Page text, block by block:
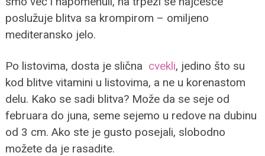
poslužuje blitva sa krompirom – omiljeno
mediteransko jelo.
Po listovima, dosta je slična cvekli, jedino što su
kod blitve vitamini u listovima, a ne u korenastom
delu. Kako se sadi blitva? Može da se seje od
februara do juna, seme sejemo u redove na dubinu
od 3 cm. Ako ste je gusto posejali, slobodno
možete da je rasadite.